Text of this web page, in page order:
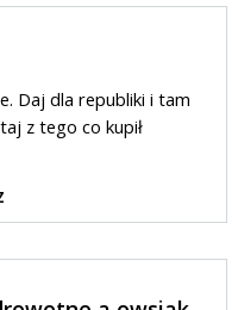
Daj dla republiki i tam
z tego co kupił